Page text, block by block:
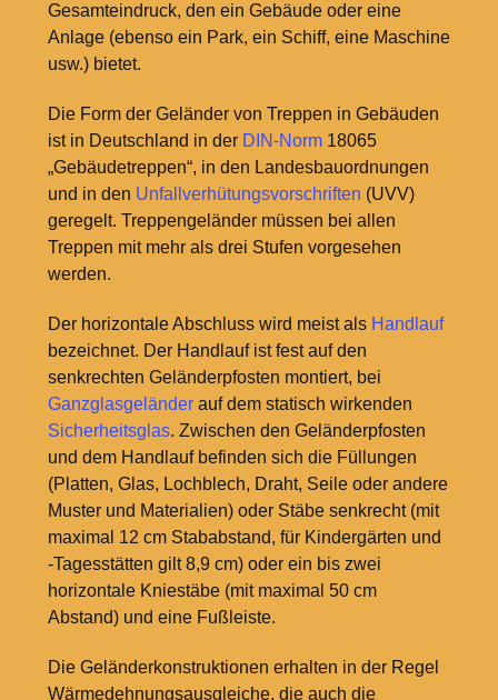
Gesamteindruck, den ein Gebäude oder eine
Anlage (ebenso ein Park, ein Schiff, eine Maschine
usw.) bietet.
Die Form der Geländer von Treppen in Gebäuden
ist in Deutschland in der DIN-Norm18065
„Gebäudetreppen“, in den Landesbauordnungen
und in den Unfallverhütungsvorschriften (UVV)
geregelt. Treppengeländer müssen bei allen
Treppen mit mehr als drei Stufen vorgesehen
werden.
Der horizontale Abschluss wird meist als Handlauf
bezeichnet. Der Handlauf ist fest auf den
senkrechten Geländerpfosten montiert, bei
Ganzglasgeländerauf dem statisch wirkenden
Sicherheitsglas. Zwischen den Geländerpfosten
und dem Handlauf befinden sich die Füllungen
(Platten, Glas, Lochblech, Draht, Seile oder andere
Muster und Materialien) oder Stäbe senkrecht (mit
maximal 12 cm Stababstand, für Kindergärten und
-Tagesstätten gilt 8,9 cm) oder ein bis zwei
horizontale Kniestäbe (mit maximal 50 cm
Abstand) und eine Fußleiste.
Die Geländerkonstruktionen erhalten in der Regel
Wärmedehnungsausgleiche, die auch die